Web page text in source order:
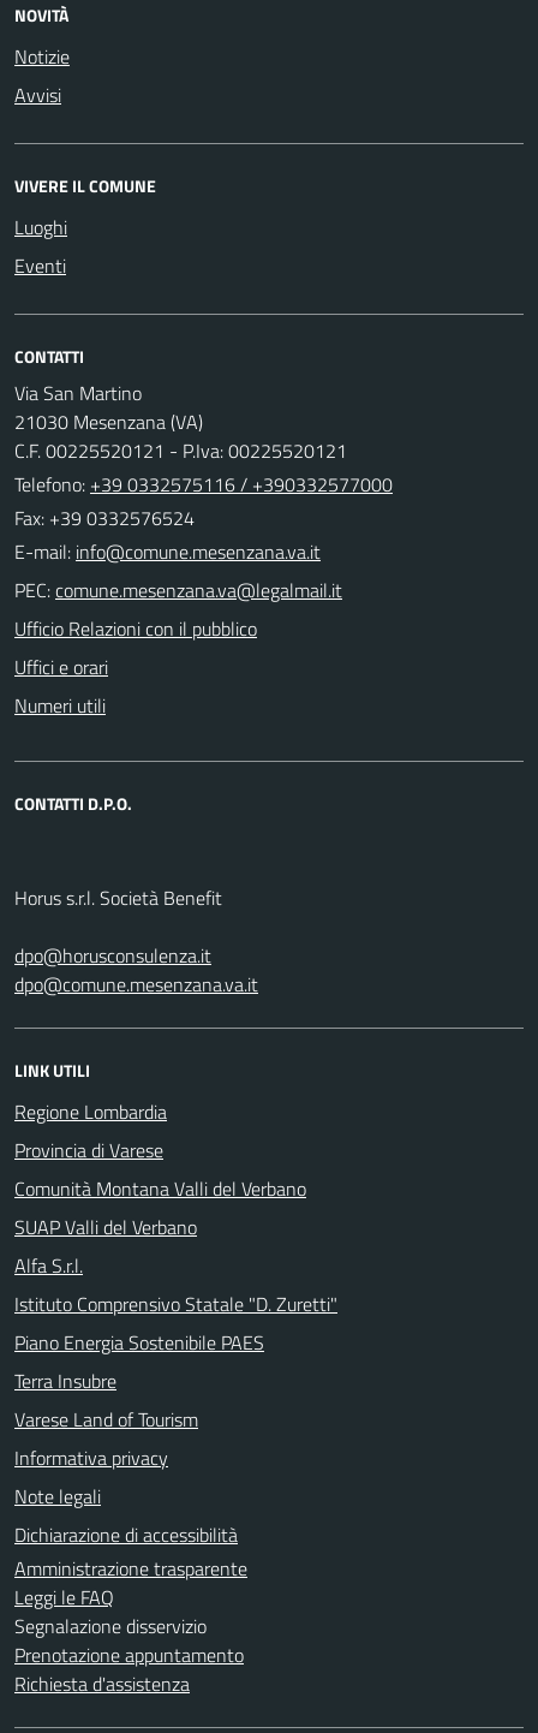
NOVITÀ
Notizie
Avvisi
VIVERE IL COMUNE
Luoghi
Eventi
CONTATTI
Via San Martino
21030 Mesenzana (VA)
C.F. 00225520121 - P.Iva: 00225520121
Telefono: +39 0332575116 / +390332577000
Fax: +39 0332576524
E-mail:
PEC:
Ufficio Relazioni con il pubblico
Uffici e orari
Numeri utili
CONTATTI D.P.O.
Horus s.r.l. Società Benefit
dpo@horusconsulenza.it
dpo@comune.mesenzana.va.it
LINK UTILI
Regione Lombardia
Provincia di Varese
Comunità Montana Valli del Verbano
SUAP Valli del Verbano
Alfa S.r.l.
Istituto Comprensivo Statale "D. Zuretti"
Piano Energia Sostenibile PAES
Terra Insubre
Varese Land of Tourism
Informativa privacy
Note legali
Dichiarazione di accessibilità
Amministrazione trasparente
Leggi le FAQ
Segnalazione disservizio
Prenotazione appuntamento
Richiesta d'assistenza